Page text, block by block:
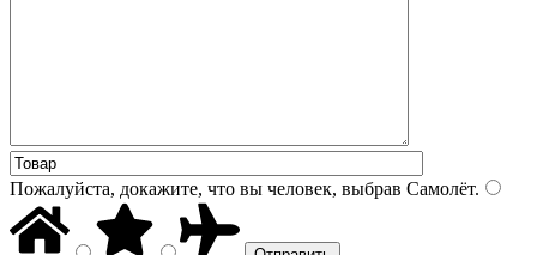
Пожалуйста, докажите, что вы человек, выбрав Самолёт.